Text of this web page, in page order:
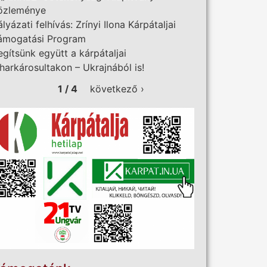
felhívás: Zrínyi Ilona Kárpátaljai
Program
együtt a kárpátaljai
– Ukrajnából is!
1 / 4
következő ›